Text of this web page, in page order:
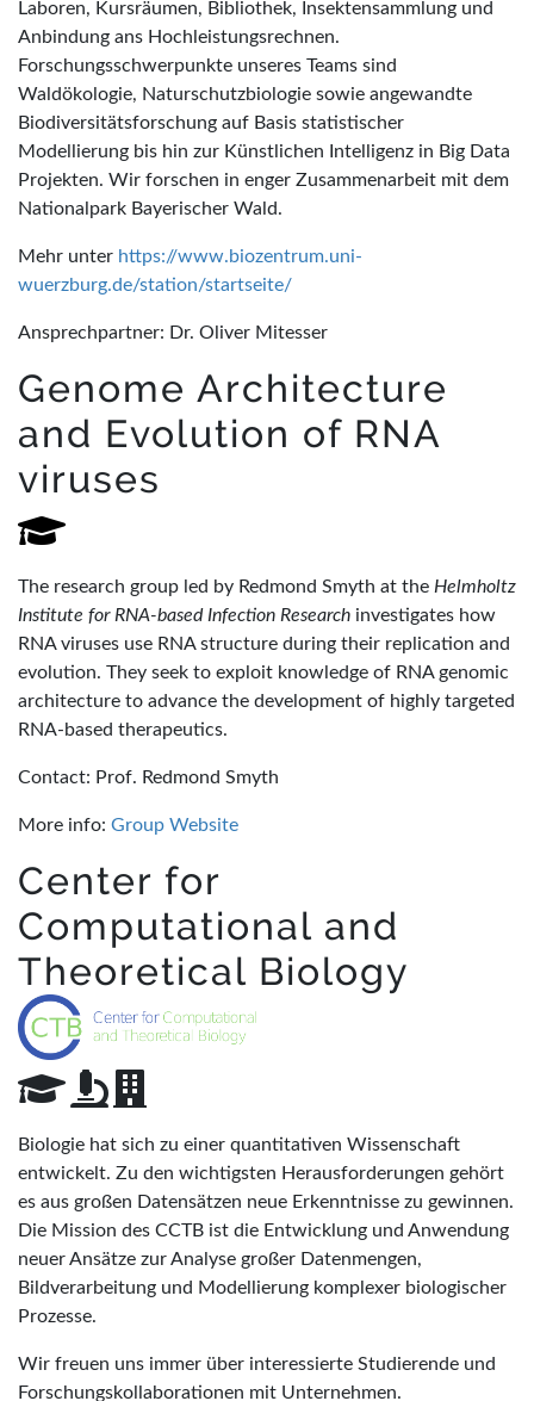
Laboren, Kursräumen, Bibliothek, Insektensammlung und
Anbindung ans Hochleistungsrechnen.
Forschungsschwerpunkte unseres Teams sind
Waldökologie, Naturschutzbiologie sowie angewandte
Biodiversitätsforschung auf Basis statistischer
Modellierung bis hin zur Künstlichen Intelligenz in Big Data
Projekten. Wir forschen in enger Zusammenarbeit mit dem
Nationalpark Bayerischer Wald.
Mehr unter https://www.biozentrum.uni-
wuerzburg.de/station/startseite/
Ansprechpartner: Dr. Oliver Mitesser
Genome Architecture
and Evolution of RNA
viruses
The research group led by Redmond Smyth at the Helmholtz
Institute for RNA-based Infection Research investigates how
RNA viruses use RNA structure during their replication and
evolution. They seek to exploit knowledge of RNA genomic
architecture to advance the development of highly targeted
RNA-based therapeutics.
Contact: Prof. Redmond Smyth
More info: Group Website
Center for
Computational and
Theoretical Biology
Biologie hat sich zu einer quantitativen Wissenschaft
entwickelt. Zu den wichtigsten Herausforderungen gehört
es aus großen Datensätzen neue Erkenntnisse zu gewinnen.
Die Mission des CCTB ist die Entwicklung und Anwendung
neuer Ansätze zur Analyse großer Datenmengen,
Bildverarbeitung und Modellierung komplexer biologischer
Prozesse.
Wir freuen uns immer über interessierte Studierende und
Forschungskollaborationen mit Unternehmen.